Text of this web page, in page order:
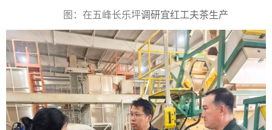
图：在五峰长乐坪调研宜红工夫茶生产